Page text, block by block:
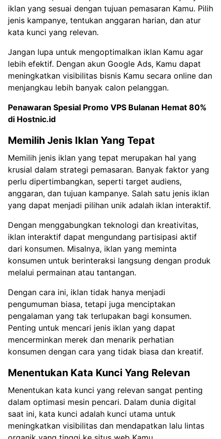
iklan yang sesuai dengan tujuan pemasaran Kamu. Pilih
jenis kampanye, tentukan anggaran harian, dan atur
kata kunci yang relevan.
Jangan lupa untuk mengoptimalkan iklan Kamu agar
lebih efektif. Dengan akun Google Ads, Kamu dapat
meningkatkan visibilitas bisnis Kamu secara online dan
menjangkau lebih banyak calon pelanggan.
Penawaran Spesial Promo VPS Bulanan Hemat 80%
di Hostnic.id
Memilih Jenis Iklan Yang Tepat
Memilih jenis iklan yang tepat merupakan hal yang
krusial dalam strategi pemasaran. Banyak faktor yang
perlu dipertimbangkan, seperti target audiens,
anggaran, dan tujuan kampanye. Salah satu jenis iklan
yang dapat menjadi pilihan unik adalah iklan interaktif.
Dengan menggabungkan teknologi dan kreativitas,
iklan interaktif dapat mengundang partisipasi aktif
dari konsumen. Misalnya, iklan yang meminta
konsumen untuk berinteraksi langsung dengan produk
melalui permainan atau tantangan.
Dengan cara ini, iklan tidak hanya menjadi
pengumuman biasa, tetapi juga menciptakan
pengalaman yang tak terlupakan bagi konsumen.
Penting untuk mencari jenis iklan yang dapat
mencerminkan merek dan menarik perhatian
konsumen dengan cara yang tidak biasa dan kreatif.
Menentukan Kata Kunci Yang Relevan
Menentukan kata kunci yang relevan sangat penting
dalam optimasi mesin pencari. Dalam dunia digital
saat ini, kata kunci adalah kunci utama untuk
meningkatkan visibilitas dan mendapatkan lalu lintas